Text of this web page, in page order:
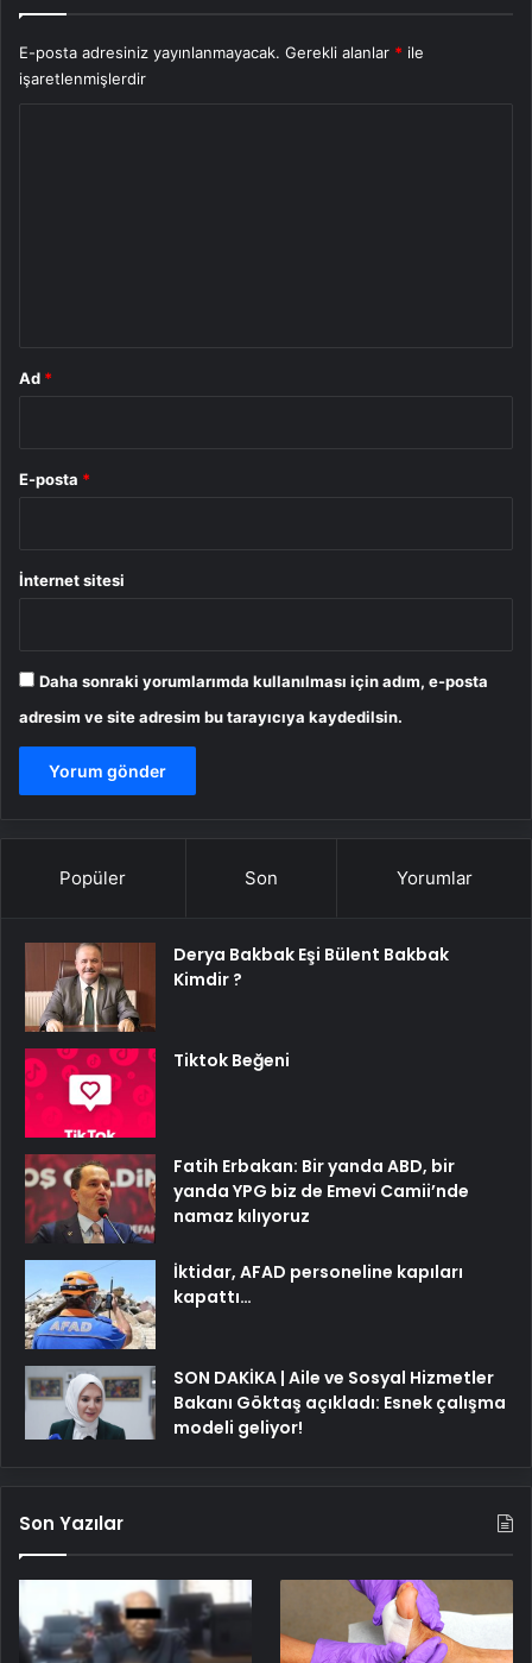
E-posta adresiniz yayınlanmayacak. Gerekli alanlar * ile
işaretlenmişlerdir
Ad *
E-posta *
İnternet sitesi
Daha sonraki yorumlarımda kullanılması için adım, e-posta
adresim ve site adresim bu tarayıcıya kaydedilsin.
Popüler Son Yorumlar
Derya Bakbak Eşi Bülent Bakbak
Kimdir ?
Tiktok Beğeni
Fatih Erbakan: Bir yanda ABD, bir
yanda YPG biz de Emevi Camii’nde
namaz kılıyoruz
İktidar, AFAD personeline kapıları
kapattı…
SON DAKİKA | Aile ve Sosyal Hizmetler
Bakanı Göktaş açıkladı: Esnek çalışma
modeli geliyor!
Son Yazılar